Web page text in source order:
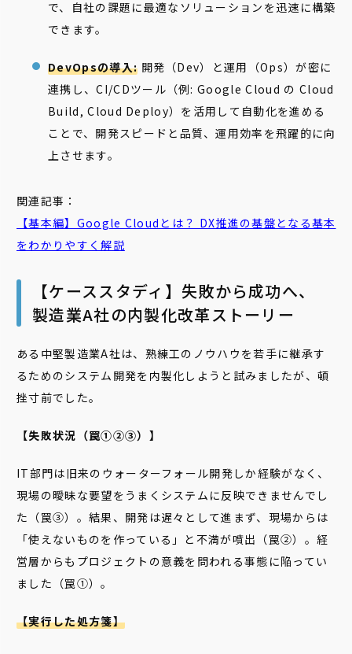
で、自社の課題に最適なソリューションを迅速に構築
できます。
DevOpsの導入: 開発（Dev）と運用（Ops）が密に
連携し、CI/CDツール（例: Google Cloud の Cloud
Build, Cloud Deploy）を活用して自動化を進める
ことで、開発スピードと品質、運用効率を飛躍的に向
上させます。
関連記事：
【基本編】Google Cloudとは？ DX推進の基盤となる基本
をわかりやすく解説
【ケーススタディ】失敗から成功へ、
製造業A社の内製化改革ストーリー
ある中堅製造業A社は、熟練工のノウハウを若手に継承す
るためのシステム開発を内製化しようと試みましたが、頓
挫寸前でした。
【失敗状況（罠①②③）】
IT部門は旧来のウォーターフォール開発しか経験がなく、
現場の曖昧な要望をうまくシステムに反映できませんでし
た（罠③）。結果、開発は遅々として進まず、現場からは
「使えないものを作っている」と不満が噴出（罠②）。経
営層からもプロジェクトの意義を問われる事態に陥ってい
ました（罠①）。
【実行した処方箋】